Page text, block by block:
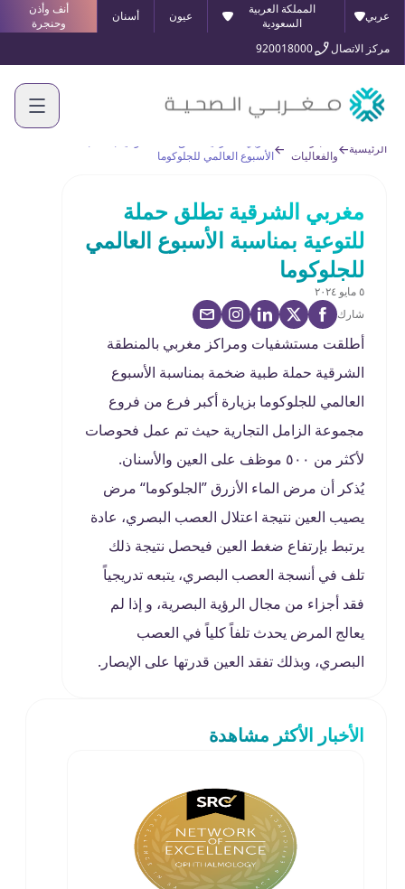
عربي
المملكة العربية
السعودية
عيون أسنان
أنف وأذن
وحنجرة
مركز الاتصال
920018000
الرئيسية
والفعاليات
الأسبوع العالمي للجلوكوما
مغربي الشرقية تطلق حملة
للتوعية بمناسبة الأسبوع العالمي
للجلوكوما
٥ مايو ٢٠٢٤
شارك
أطلقت مستشفيات ومراكز مغربي بالمنطقة
الشرقية حملة طبية ضخمة بمناسبة الأسبوع
العالمي للجلوكوما بزيارة أكبر فرع من فروع
مجموعة الزامل التجارية حيث تم عمل فحوصات
لأكثر من ٥٠٠ موظف على العين والأسنان.
يُذكر أن مرض الماء الأزرق ”الجلوكوما“ مرض
يصيب العين نتيجة اعتلال العصب البصري، عادة
يرتبط بإرتفاع ضغط العين فيحصل نتيجة ذلك
تلف في أنسجة العصب البصري، يتبعه تدريجياً
فقد أجزاء من مجال الرؤية البصرية، و إذا لم
يعالج المرض يحدث تلفاً كلياً في العصب
البصري، وبذلك تفقد العين قدرتها على الإبصار.
الأخبار الأكثر مشاهدة